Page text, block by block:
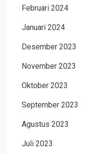
Februari 2024
Januari 2024
Desember 2023
November 2023
Oktober 2023
September 2023
Agustus 2023
Juli 2023